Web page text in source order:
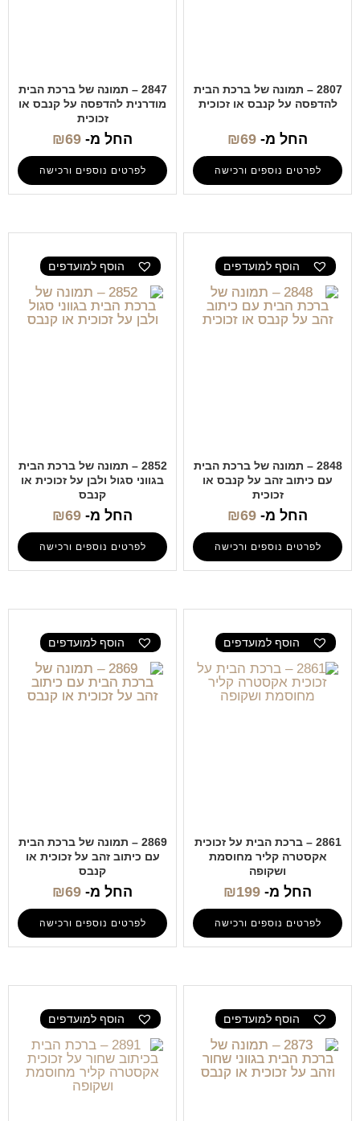
2807 – תמונה של ברכת הבית
להדפסה על קנבס או זכוכית
החל מ- ₪69
לפרטים נוספים ורכישה
2847 – תמונה של ברכת הבית
מודרנית להדפסה על קנבס או
זכוכית
החל מ- ₪69
לפרטים נוספים ורכישה
הוסף למועדפים
2848 – תמונה של ברכת הבית
עם כיתוב זהב על קנבס או
זכוכית
החל מ- ₪69
לפרטים נוספים ורכישה
הוסף למועדפים
2852 – תמונה של ברכת הבית
בגווני סגול ולבן על זכוכית או
קנבס
החל מ- ₪69
לפרטים נוספים ורכישה
הוסף למועדפים
2861 – ברכת הבית על זכוכית
אקסטרה קליר מחוסמת
ושקופה
החל מ- ₪199
לפרטים נוספים ורכישה
הוסף למועדפים
2869 – תמונה של ברכת הבית
עם כיתוב זהב על זכוכית או
קנבס
החל מ- ₪69
לפרטים נוספים ורכישה
הוסף למועדפים הוסף למועדפים